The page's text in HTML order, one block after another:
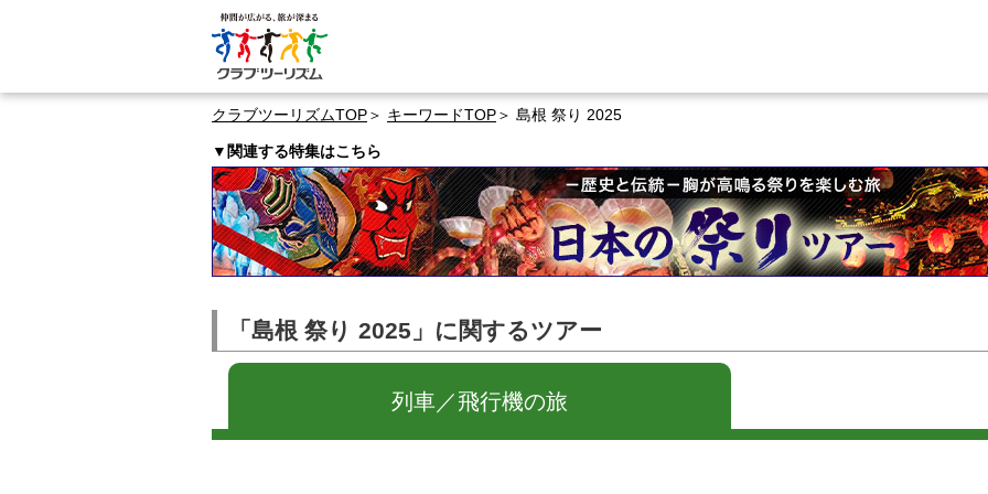
クラブツーリズムTOP キーワードTOP 島根 祭り 2025
▼関連する特集はこちら
「島根 祭り 2025」に関するツアー
列車／飛行機の旅